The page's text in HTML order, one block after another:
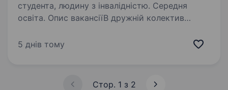
студента, людину з інвалідністю. Середня
освіта. Опис вакансіїВ дружній колектив
гарно заробляти та навчатися новому Вимоги :
5 днів тому
Стор. 1 з 2